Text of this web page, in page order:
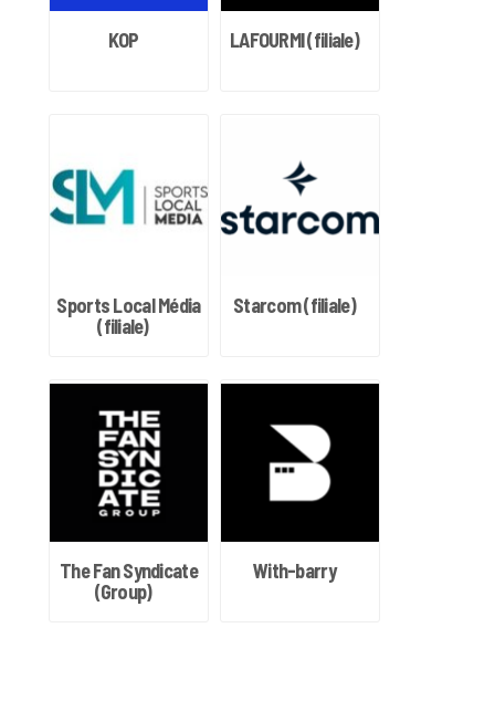
KOP LAFOURMI (filiale)
Sports Local Média
(filiale)
Starcom (filiale)
The Fan Syndicate
(Group)
With-barry